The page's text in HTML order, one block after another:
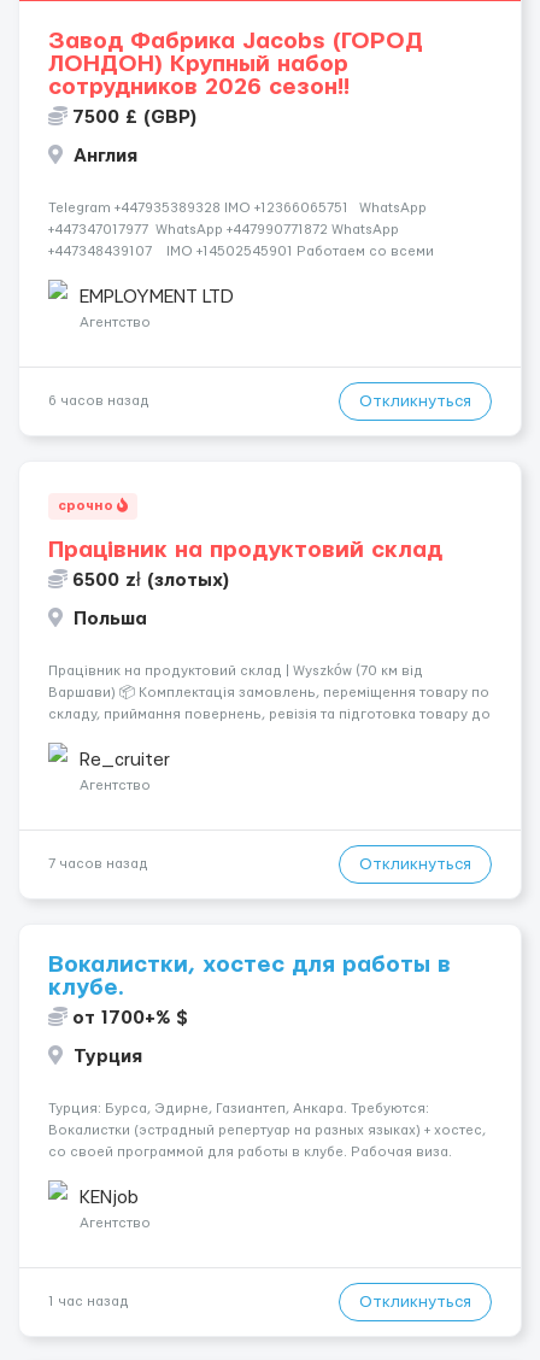
Завод Фабрика Jacobs (ГОРОД
ЛОНДОН) Крупный набор
сотрудников 2026 сезон!!
7500 £ (GBP)
Англия
Telegram +447935389328 IMO +12366065751 WhatsApp
+447347017977 WhatsApp +447990771872 WhatsApp
+447348439107 IMO +14502545901 Работаем со всеми
СДЕЛАЙ СКРИНШОТ! Telegram:@Vitali_Novikovs Telegram
@Vitali...
EMPLOYMENT LTD
Агентство
6 часов назад Откликнуться
срочно
Працівник на продуктовий склад
6500 zł (злотых)
Польша
Працівник на продуктовий склад | Wyszków (70 км від
Варшави) 📦 Комплектація замовлень, переміщення товару по
складу, приймання повернень, ревізія та підготовка товару до
— акордна система оплати (можливий заробіто...
Re_cruiter
Агентство
7 часов назад Откликнуться
Вокалистки, хостес для работы в
клубе.
от 1700+% $
Турция
Турция: Бурса, Эдирне, Газиантеп, Анкара. Требуются:
Вокалистки (эстрадный репертуар на разных языках) + хостеc,
со своей программой для работы в клубе. Рабочая виза.
одного до трех месяцев. Мед. страховка. Высокая зарплат...
KENjob
Агентство
1 час назад Откликнуться